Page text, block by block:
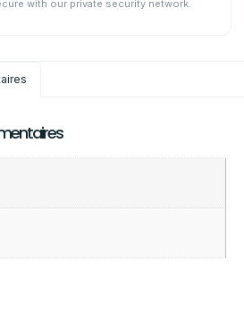
with our private security network.